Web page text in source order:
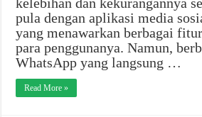
pula dengan aplikasi media
yang menawarkan berbagai
para penggunanya. Namun,
WhatsApp yang langsung …
Read More »